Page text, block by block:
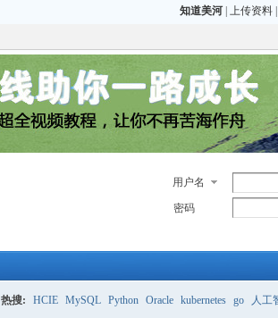
知道美河| 上传资料
用户名
密码
热搜: HCIE MySQL Python Oracle kubernetes go 人工